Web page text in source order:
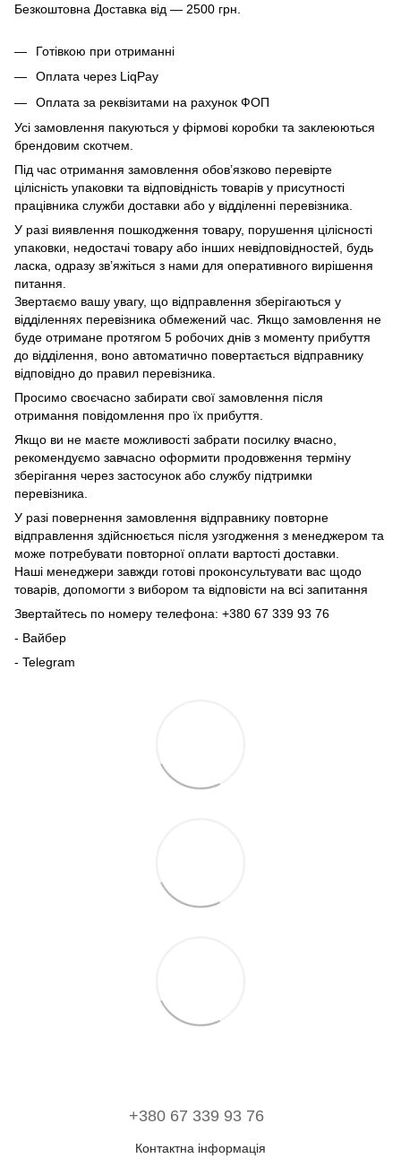
Безкоштовна Доставка від — 2500 грн.
Готівкою при отриманні
Оплата через LiqPay
Оплата за реквізитами на рахунок ФОП
Усі замовлення пакуються у фірмові коробки та заклеюються
брендовим скотчем.
Під час отримання замовлення обов’язково перевірте
цілісність упаковки та відповідність товарів у присутності
працівника служби доставки або у відділенні перевізника.
У разі виявлення пошкодження товару, порушення цілісності
упаковки, недостачі товару або інших невідповідностей, будь
ласка, одразу зв’яжіться з нами для оперативного вирішення
питання.
Звертаємо вашу увагу, що відправлення зберігаються у
відділеннях перевізника обмежений час. Якщо замовлення не
буде отримане протягом 5 робочих днів з моменту прибуття
до відділення, воно автоматично повертається відправнику
відповідно до правил перевізника.
Просимо своєчасно забирати свої замовлення після
отримання повідомлення про їх прибуття.
Якщо ви не маєте можливості забрати посилку вчасно,
рекомендуємо завчасно оформити продовження терміну
зберігання через застосунок або службу підтримки
перевізника.
У разі повернення замовлення відправнику повторне
відправлення здійснюється після узгодження з менеджером та
може потребувати повторної оплати вартості доставки.
Наші менеджери завжди готові проконсультувати вас щодо
товарів, допомогти з вибором та відповісти на всі запитання
Звертайтесь по номеру телефона: +380 67 339 93 76
- Вайбер
- Telegram
+380 67 339 93 76
Контактна інформація